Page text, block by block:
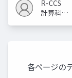
R-CCS
計算科学
各ページの